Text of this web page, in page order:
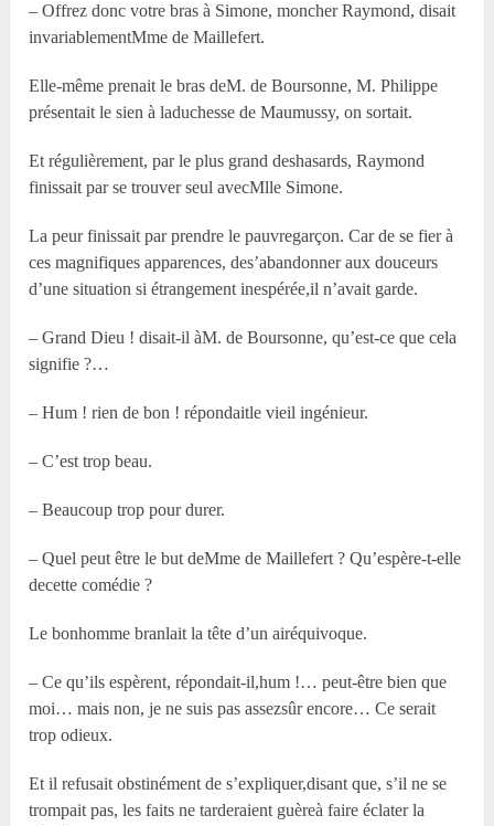
– Offrez donc votre bras à Simone, moncher Raymond, disait
invariablementMme de Maillefert.
Elle-même prenait le bras deM. de Boursonne, M. Philippe
présentait le sien à laduchesse de Maumussy, on sortait.
Et régulièrement, par le plus grand deshasards, Raymond
finissait par se trouver seul avecMlle Simone.
La peur finissait par prendre le pauvregarçon. Car de se fier à
ces magnifiques apparences, des’abandonner aux douceurs
d’une situation si étrangement inespérée,il n’avait garde.
– Grand Dieu ! disait-il àM. de Boursonne, qu’est-ce que cela
signifie ?…
– Hum ! rien de bon ! répondaitle vieil ingénieur.
– C’est trop beau.
– Beaucoup trop pour durer.
– Quel peut être le but deMme de Maillefert ? Qu’espère-t-elle
decette comédie ?
Le bonhomme branlait la tête d’un airéquivoque.
– Ce qu’ils espèrent, répondait-il,hum !… peut-être bien que
moi… mais non, je ne suis pas assezsûr encore… Ce serait
trop odieux.
Et il refusait obstinément de s’expliquer,disant que, s’il ne se
trompait pas, les faits ne tarderaient guèreà faire éclater la